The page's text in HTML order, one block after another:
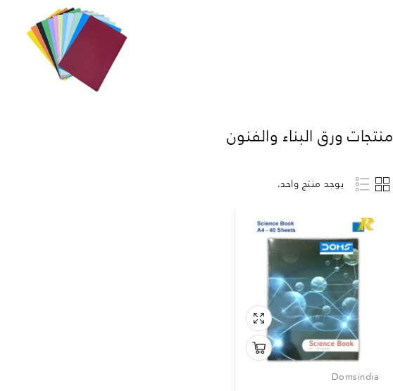
منتجات ورق البناء والفنون
يوجد منتج واحد.
Domsindia